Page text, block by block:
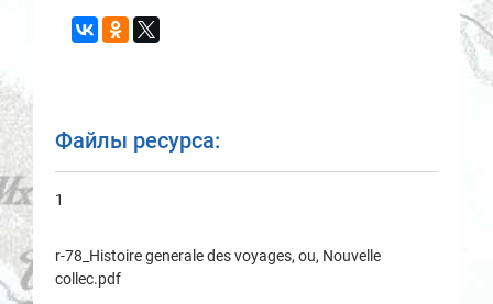
Файлы ресурса:
1
r-78_Histoire generale des voyages, ou, Nouvelle
collec.pdf